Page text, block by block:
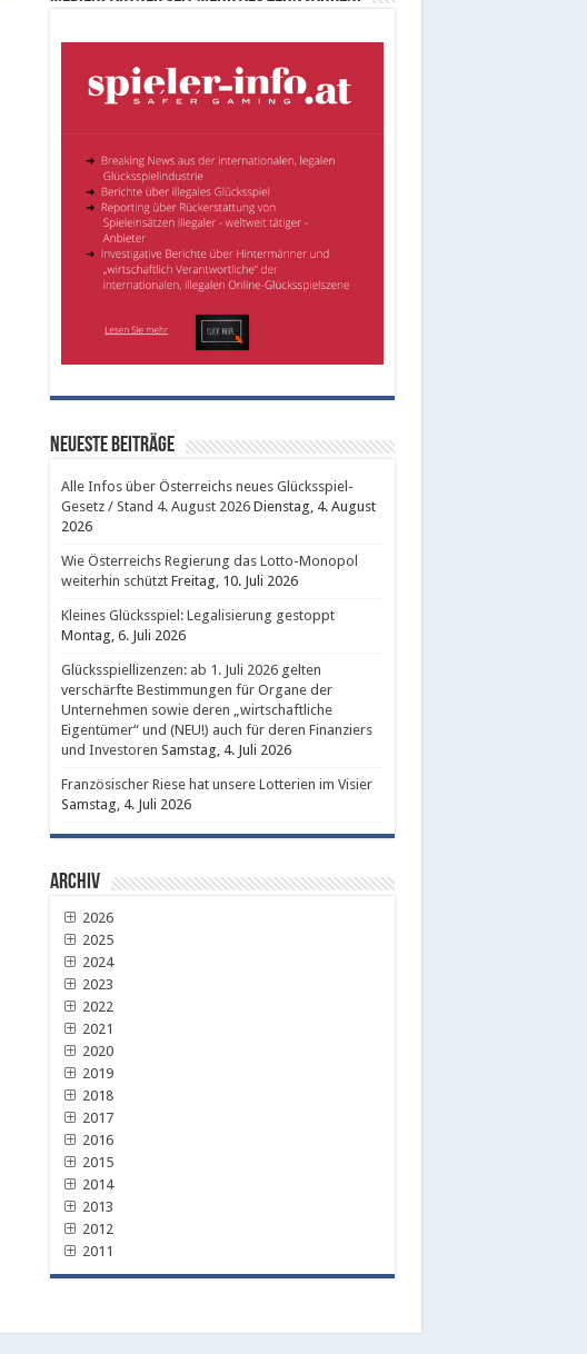
Neueste Beiträge
Alle Infos über Österreichs neues Glücksspiel-
Gesetz / Stand 4. August 2026 Dienstag, 4. August
2026
Wie Österreichs Regierung das Lotto-Monopol
weiterhin schützt Freitag, 10. Juli 2026
Kleines Glücksspiel: Legalisierung gestoppt
Montag, 6. Juli 2026
Glücksspiellizenzen: ab 1. Juli 2026 gelten
verschärfte Bestimmungen für Organe der
Unternehmen sowie deren „wirtschaftliche
Eigentümer“ und (NEU!) auch für deren Finanziers
und Investoren Samstag, 4. Juli 2026
Französischer Riese hat unsere Lotterien im Visier
Samstag, 4. Juli 2026
Archiv
2026
2025
2024
2023
2022
2021
2020
2019
2018
2017
2016
2015
2014
2013
2012
2011